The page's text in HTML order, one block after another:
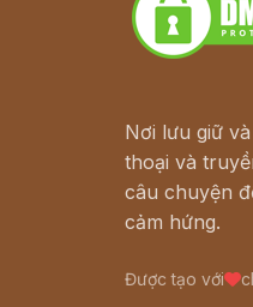
Nơi lưu giữ
thoại và
câu chuyện
cảm hứng.
Được tạo với